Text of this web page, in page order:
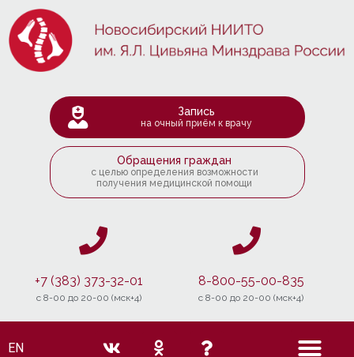
Запись
на очный приём к врачу
Обращения граждан
с целью определения возможности
получения медицинской помощи
+7 (383) 373-32-01
c 8-00 до 20-00 (мск+4)
8-800-55-00-835
c 8-00 до 20-00 (мск+4)
EN